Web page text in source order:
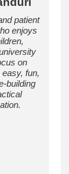
patient
enjoys
on
fun,
building